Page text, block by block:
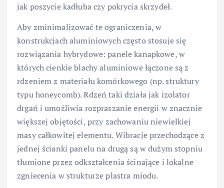
jak poszycie kadłuba czy pokrycia skrzydeł.
Aby zminimalizować te ograniczenia, w
konstrukcjach aluminiowych często stosuje się
rozwiązania hybrydowe: panele kanapkowe, w
których cienkie blachy aluminiowe łączone są z
rdzeniem z materiału komórkowego (np. struktury
typu honeycomb). Rdzeń taki działa jak izolator
drgań i umożliwia rozpraszanie energii w znacznie
większej objętości, przy zachowaniu niewielkiej
masy całkowitej elementu. Wibracje przechodzące z
jednej ścianki panelu na drugą są w dużym stopniu
tłumione przez odkształcenia ścinające i lokalne
zgniecenia w strukturze plastra miodu.